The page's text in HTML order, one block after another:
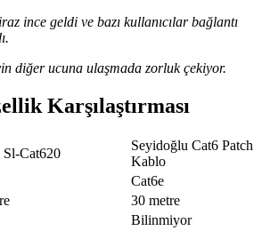
ince geldi ve bazı kullanıcılar bağlantı
diğer ucuna ulaşmada zorluk çekiyor.
Karşılaştırması
Cat620
Seyidoğlu Cat6 Patch
Kablo
Cat6e
30 metre
Bilinmiyor